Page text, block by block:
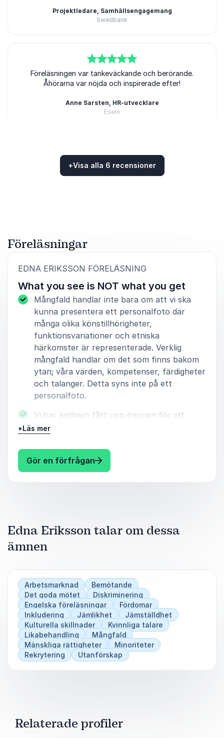
Projektledare, Samhällsengagemang
Swedbank
av5
Föreläsningen var tankeväckande och berörande.
Åhörarna var nöjda och inspirerade efter!
Anne Sarsten, HR-utvecklare
Esem
Samstämmigt beröm från deltagarna som menade att
detta var precis den inspiration vi behövde inför
4av 5
Berörande, relevant, underhållande, aktuellt. En
alla sinnen berörs!
AxÖ Consulting
av5
Hon fick oss att gråta och skratta och var nog den
föreläsaren som satte djupast spår av alla. Vi kunde
inte fått en bättre öppning på vår konferens. Hennes
engelska var lätt att förstå och innehållet i
föreläsningen var relevant och mycket nyttigt.
+Visa alla 6 recensioner
Föreläsningar
EDNA ERIKSSON FÖRELÄSNING
What you see is NOT what you get
Mångfald handlar inte bara om att vi ska
kunna presentera ett personalfoto där
många olika könstillhörigheter,
funktionsvariationer och etniska
härkomster är representerade. Verklig
mångfald handlar om det som finns bakom
ytan; våra värden, kompetenser, färdigheter
och talanger. Detta syns inte på ett
personalfoto.
Vi har äntligen fått upp ögonen för att
mångfald lönar sig - men låt oss inte stanna
bakom det yttre för att kunna skapa en
arbetsplats, ett samhälle som präglas av
verklig, lönsam och utvecklande mångfald.
+Läs mer
Gör en förfrågan: Edna Eriksson What you see is
Edna Eriksson talar om dessa
ämnen
Arbetsmarknad
Bemötande
Det goda mötet
Diskriminering
Engelska föreläsningar
Fördomar
Inkludering
Jämlikhet
Jämställdhet
Kulturella skillnader
Kvinnliga talare
Likabehandling
Mångfald
Mänskliga rättigheter
Minoriteter
Rekrytering
Utanförskap
Relaterade profiler